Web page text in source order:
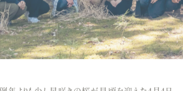
例年よりも少し早咲きの桜が見頃を迎えた4月4日。